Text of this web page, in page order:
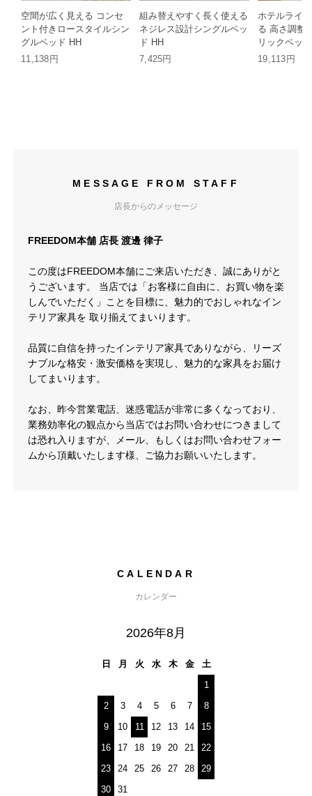
空間が広く見える コンセ
ント付きロースタイルシン
グルベッド HH
11,138円
組み替えやすく長く使える
ネジレス設計シングルベッ
ド HH
7,425円
ホテルライ
る 高さ調整
リックベッ
19,113円
MESSAGE FROM STAFF
店長からのメッセージ
FREEDOM本舗 店長 渡邊 律子
この度はFREEDOM本舗にご来店いただき、誠にありがと
うございます。 当店では「お客様に自由に、お買い物を楽
しんでいただく」ことを目標に、魅力的でおしゃれなイン
テリア家具を 取り揃えてまいります。
品質に自信を持ったインテリア家具でありながら、リーズ
ナブルな格安・激安価格を実現し、魅力的な家具をお届け
してまいります。
なお、昨今営業電話、迷惑電話が非常に多くなっており、
業務効率化の観点から当店ではお問い合わせにつきまして
は恐れ入りますが、メール、もしくはお問い合わせフォー
ムから頂戴いたします様、ご協力お願いいたします。
CALENDAR
カレンダー
2026年8月
日 月 火 水 木 金
土
1
2
3 4 5 6 7
8
9
10 11 12 13 14
15
16
17 18 19 20 21
22
23
24 25 26 27 28
29
30
31